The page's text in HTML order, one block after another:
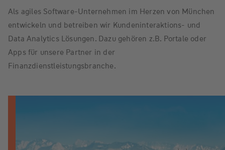
Als agiles Software-Unternehmen im Herzen von München
entwickeln und betreiben wir Kundeninteraktions- und
Data Analytics Lösungen. Dazu gehören z.B. Portale oder
Apps für unsere Partner in der
Finanzdienstleistungsbranche.